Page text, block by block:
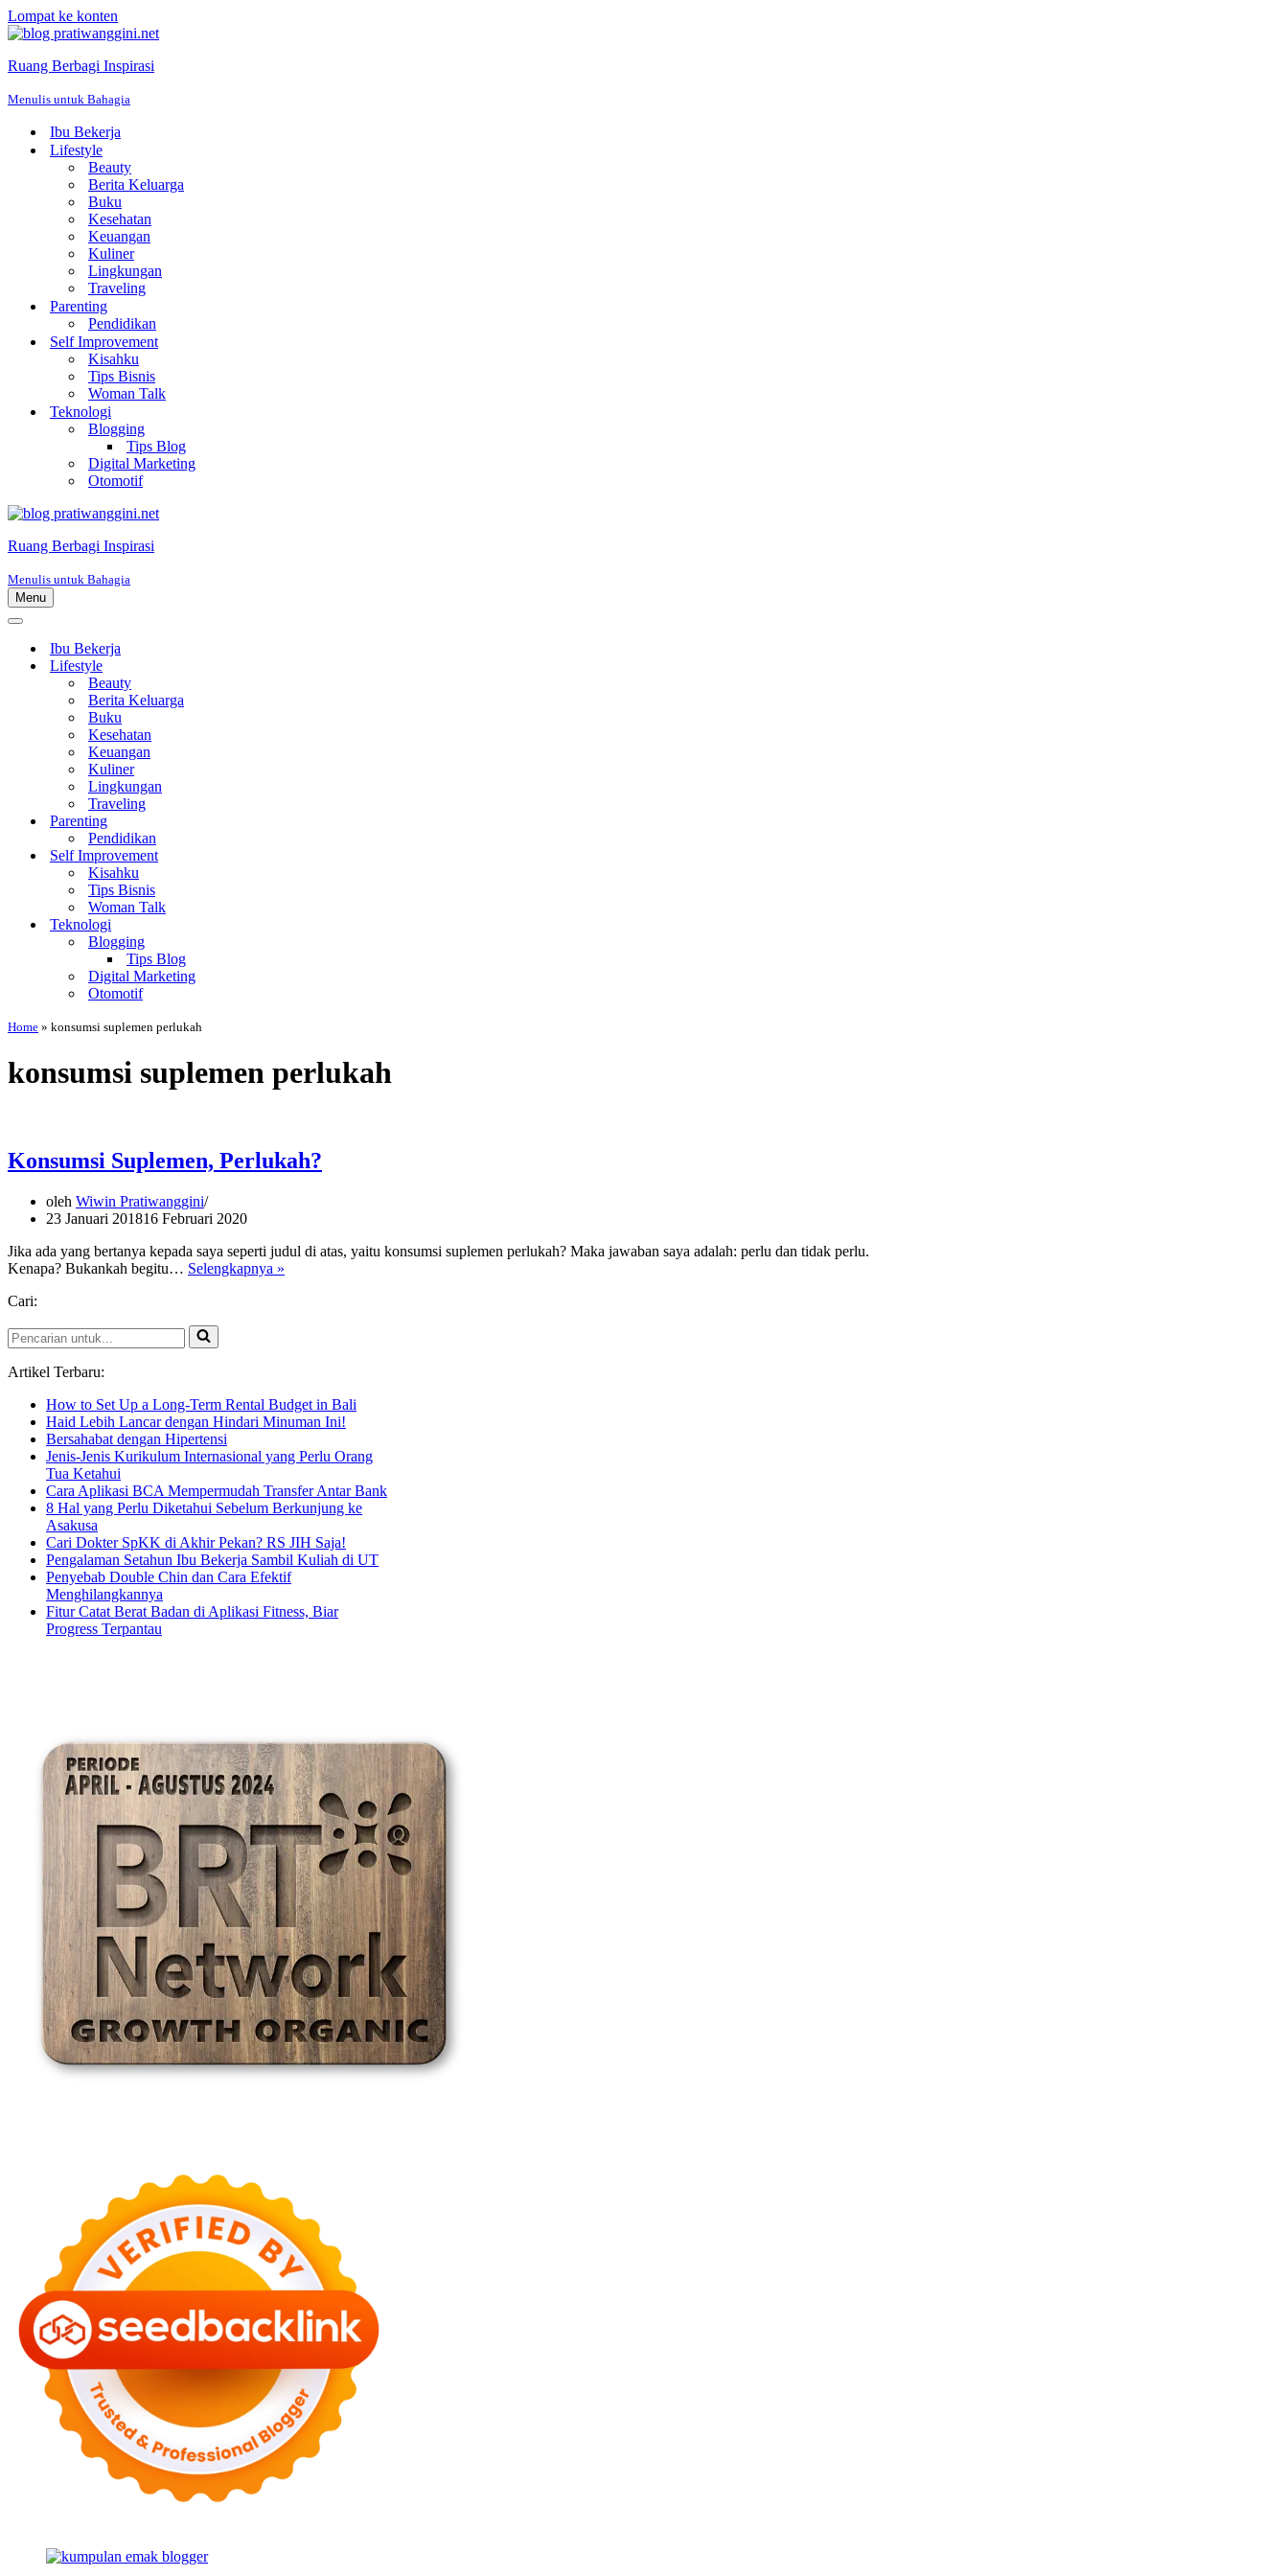
Lompat ke konten
Ruang Berbagi Inspirasi
Menulis untuk Bahagia
Ibu Bekerja
Lifestyle
Beauty
Berita Keluarga
Buku
Kesehatan
Keuangan
Kuliner
Lingkungan
Traveling
Parenting
Pendidikan
Self Improvement
Kisahku
Tips Bisnis
Woman Talk
Teknologi
Blogging
Tips Blog
Digital Marketing
Otomotif
Ruang Berbagi Inspirasi
Menulis untuk Bahagia
Menu
Menu
Menu
NavigasiIbu Bekerja
Lifestyle
Beauty
Berita Keluarga
Buku
Kesehatan
Keuangan
Kuliner
Lingkungan
Traveling
Parenting
Pendidikan
Self Improvement
Kisahku
Tips Bisnis
Woman Talk
Teknologi
Blogging
Tips Blog
Digital Marketing
Otomotif
Home » konsumsi suplemen perlukah
konsumsi suplemen perlukah
Konsumsi Suplemen, Perlukah?
oleh Wiwin Pratiwanggini
23 Januari 201816 Februari 2020
Jika ada yang bertanya kepada saya seperti judul di atas, yaitu konsumsi suplemen perlukah? Maka jawaban saya adalah: perlu dan tidak perlu.
Kenapa? Bukankah begitu… Selengkapnya »
Cari:
Pencarian
untuk...
Artikel Terbaru:
How to Set Up a Long-Term Rental Budget in Bali
Haid Lebih Lancar dengan Hindari Minuman Ini!
Bersahabat dengan Hipertensi
Jenis-Jenis Kurikulum Internasional yang Perlu Orang
Tua Ketahui
Cara Aplikasi BCA Mempermudah Transfer Antar Bank
8 Hal yang Perlu Diketahui Sebelum Berkunjung ke
Asakusa
Cari Dokter SpKK di Akhir Pekan? RS JIH Saja!
Pengalaman Setahun Ibu Bekerja Sambil Kuliah di UT
Penyebab Double Chin dan Cara Efektif
Menghilangkannya
Fitur Catat Berat Badan di Aplikasi Fitness, Biar
Progress Terpantau